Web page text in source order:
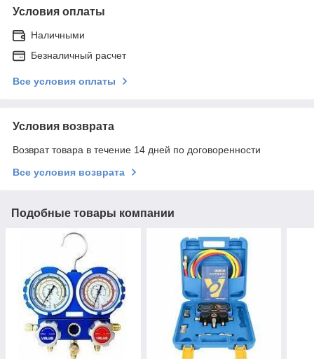
Условия оплаты
Наличными
Безналичный расчет
Все условия оплаты
Условия возврата
Возврат товара в течение 14 дней по договоренности
Все условия возврата
Подобные товары компании